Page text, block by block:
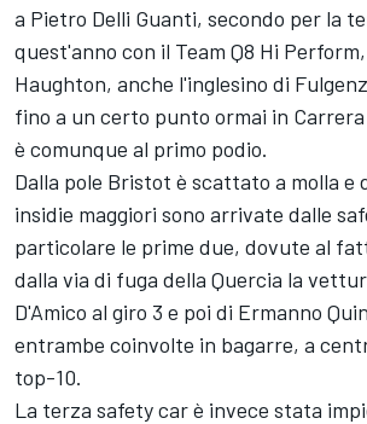
a Pietro Delli Guanti, secondo per la
quest'anno con il Team Q8 Hi
Haughton, anche l'inglesino di
fino a un certo punto ormai in
è comunque al primo podio.
Dalla pole Bristot è scattato a molla e
insidie maggiori sono arrivate dalle
particolare le prime due, dovute al
dalla via di fuga della Quercia la
D'Amico al giro 3 e poi di Ermanno
entrambe coinvolte in bagarre, a
top-10.
La terza safety car è invece stata